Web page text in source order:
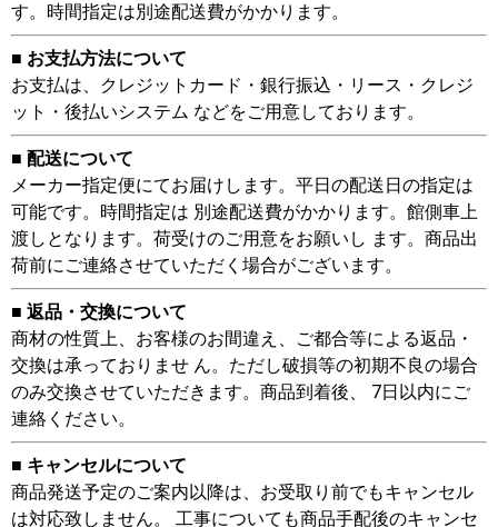
す。時間指定は別途配送費がかかります。
■ お支払方法について
お支払は、クレジットカード・銀行振込・リース・クレジ
ット・後払いシステム などをご用意しております。
■ 配送について
メーカー指定便にてお届けします。平日の配送日の指定は
可能です。時間指定は 別途配送費がかかります。館側車上
渡しとなります。荷受けのご用意をお願いし ます。商品出
荷前にご連絡させていただく場合がございます。
■ 返品・交換について
商材の性質上、お客様のお間違え、ご都合等による返品・
交換は承っておりませ ん。ただし破損等の初期不良の場合
のみ交換させていただきます。商品到着後、 7日以内にご
連絡ください。
■ キャンセルについて
商品発送予定のご案内以降は、お受取り前でもキャンセル
は対応致しません。 工事についても商品手配後のキャンセ